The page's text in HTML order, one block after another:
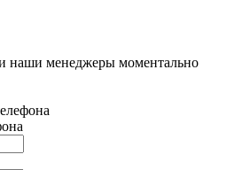
наши менеджеры моментально